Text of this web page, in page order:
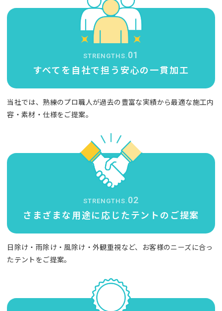
STRENGTHS. 01
すべてを自社で担う 安心の一貫加工
当社では、熟練のプロ職人が過去の豊富な実績から最適な施工内
容・素材・仕様をご提案。
STRENGTHS. 02
さまざまな用途に応じたテントのご提案
日除け・雨除け・風除け・外観重視など、お客様のニーズに合っ
たテントをご提案。